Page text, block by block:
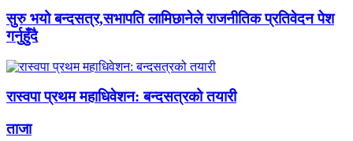
सुरु भयो बन्दसत्र,सभापति लामिछानेले राजनीतिक प्रतिवेदन पेश
गर्नुहुँदै
रास्वपा प्रथम महाधिवेशन: बन्दसत्रको तयारी
ताजा